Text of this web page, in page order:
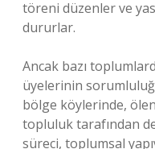
töreni düzenler ve
dururlar.
Ancak bazı
üyelerinin
bölge köylerinde,
topluluk tarafından
süreci, toplumsal